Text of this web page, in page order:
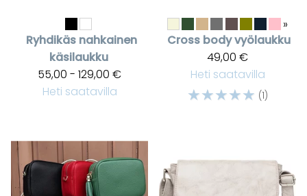
Ryhdikäs nahkainen
käsilaukku
55,00 - 129,00 €
Heti saatavilla
»
Cross body vyölaukku
49,00 €
Heti saatavilla
☆☆☆☆☆ (1)